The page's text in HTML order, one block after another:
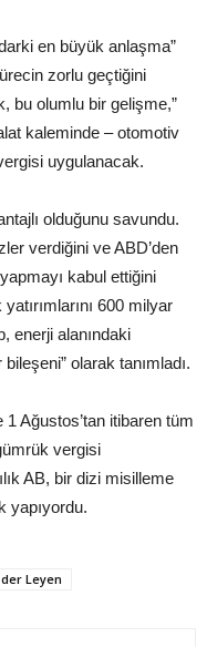
en büyük anlaşma”
zorlu geçtiğini
bu olumlu bir gelişme,”
kaleminde – otomotiv
uygulanacak.
olduğunu savundu.
verdiğini ve ABD’den
kabul ettiğini
600 milyar
enerji alanındaki
olarak tanımladı.
Ağustos’tan itibaren tüm
vergisi
AB, bir dizi misilleme
yapıyordu.
Leyen